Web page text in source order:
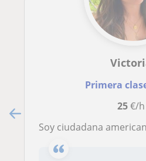
Primera
25€/h
Soy ciudadana americana, hablo inglés desde pequeña con mi familia y